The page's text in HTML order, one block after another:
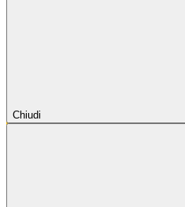
Chiudi